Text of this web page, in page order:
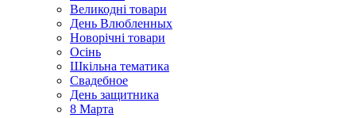
Великодні товари
День Влюбленных
Новорічні товари
Осінь
Шкільна тематика
Свадебное
День защитника
8 Марта